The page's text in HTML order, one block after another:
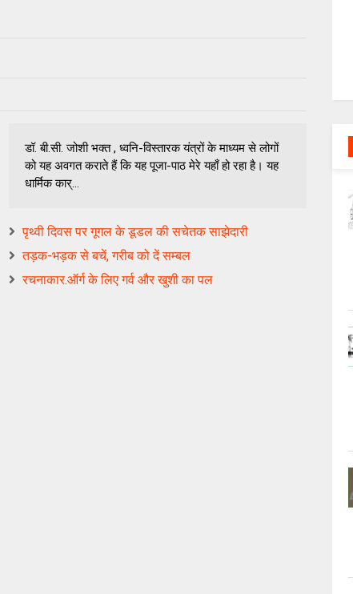
डॉ. बी.सी. जोशी भक्त , ध्वनि-विस्तारक यंत्रों के माध्यम से लोगों
को यह अवगत कराते हैं कि यह पूजा-पाठ मेरे यहाँ हो रहा है। यह
धार्मिक कार्...
पृथ्वी दिवस पर गूगल के डूडल की सचेतक साझेदारी
तड़क-भड़क से बचें, गरीब को दें सम्बल
रचनाकार.ऑर्ग के लिए गर्व और खुशी का पल